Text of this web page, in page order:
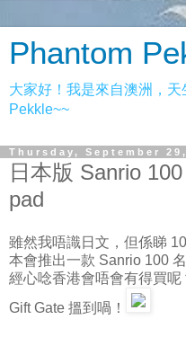
Phantom
大家好！我是來自澳洲，
Pekkle~~
Thursday, September 29,
日本版 Sanrio
pad
雖然我唔識日文，但係睇
本會推出一款 Sanrio 100
經心唸香港會唔會有得買
Gift Gate 搵到喎！